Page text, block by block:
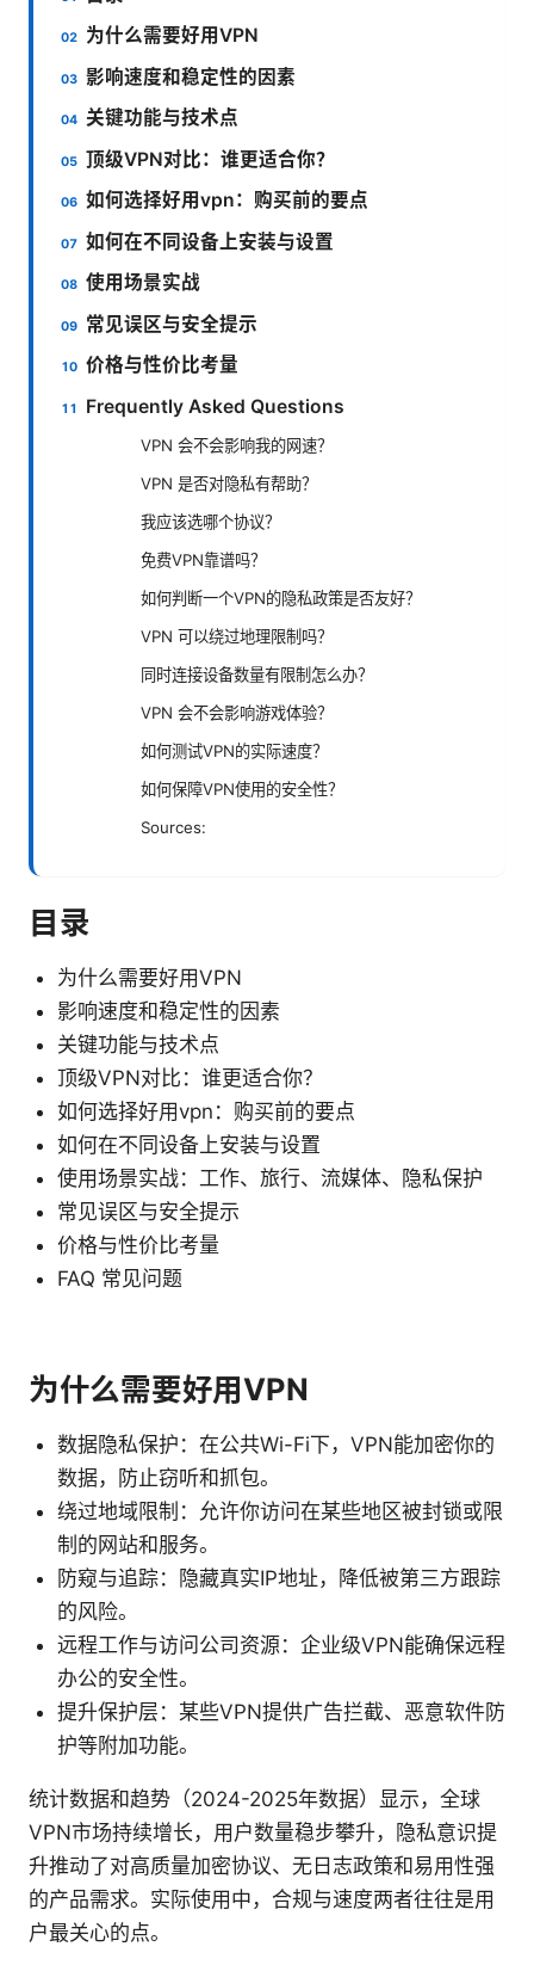
为什么需要好用VPN
影响速度和稳定性的因素
关键功能与技术点
顶级VPN对比：谁更适合你？
如何选择好用vpn：购买前的要点
如何在不同设备上安装与设置
使用场景实战
常见误区与安全提示
价格与性价比考量
Frequently Asked Questions
VPN 会不会影响我的网速？
VPN 是否对隐私有帮助？
我应该选哪个协议？
免费VPN靠谱吗？
如何判断一个VPN的隐私政策是否友好？
VPN 可以绕过地理限制吗？
同时连接设备数量有限制怎么办？
VPN 会不会影响游戏体验？
如何测试VPN的实际速度？
如何保障VPN使用的安全性？
Sources:
目录
为什么需要好用VPN
影响速度和稳定性的因素
关键功能与技术点
顶级VPN对比：谁更适合你？
如何选择好用vpn：购买前的要点
如何在不同设备上安装与设置
使用场景实战：工作、旅行、流媒体、隐私保护
常见误区与安全提示
价格与性价比考量
FAQ 常见问题
为什么需要好用VPN
数据隐私保护：在公共Wi-Fi下，VPN能加密你的
数据，防止窃听和抓包。
绕过地域限制：允许你访问在某些地区被封锁或限
制的网站和服务。
防窥与追踪：隐藏真实IP地址，降低被第三方跟踪
的风险。
远程工作与访问公司资源：企业级VPN能确保远程
办公的安全性。
提升保护层：某些VPN提供广告拦截、恶意软件防
护等附加功能。
统计数据和趋势（2024-2025年数据）显示，全球
VPN市场持续增长，用户数量稳步攀升，隐私意识提
升推动了对高质量加密协议、无日志政策和易用性强
的产品需求。实际使用中，合规与速度两者往往是用
户最关心的点。